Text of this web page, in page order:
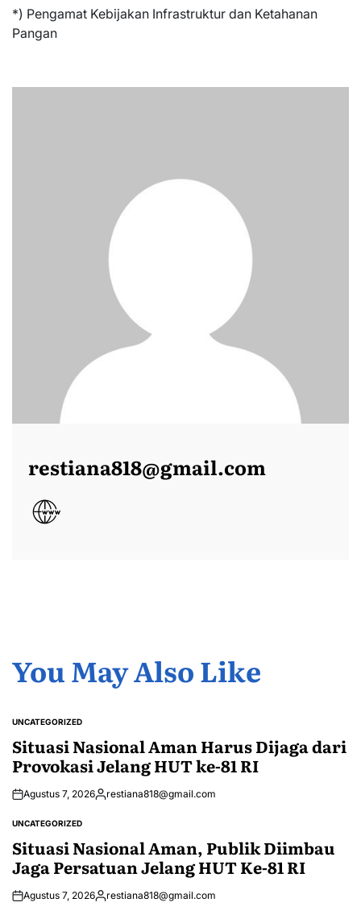
*) Pengamat Kebijakan Infrastruktur dan Ketahanan
Pangan
restiana818@gmail.com
You May Also Like
POSTED
IN
UNCATEGORIZED
Situasi Nasional Aman Harus Dijaga dari
Provokasi Jelang HUT ke-81 RI
Agustus 7, 2026Posted
restiana818@gmail.com
POSTED
IN
UNCATEGORIZED
Situasi Nasional Aman, Publik Diimbau
Jaga Persatuan Jelang HUT Ke-81 RI
Agustus 7, 2026Posted
restiana818@gmail.com